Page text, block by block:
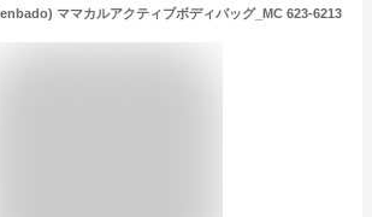
ママカルアクティブボディバッグ_MC 623-6213